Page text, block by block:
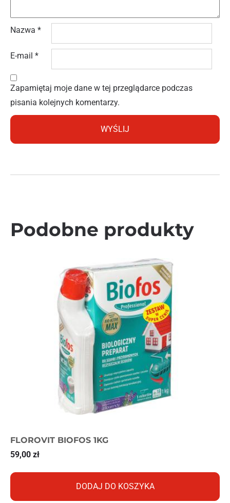
Nazwa *
E-mail *
Zapamiętaj moje dane w tej przeglądarce podczas
pisania kolejnych komentarzy.
Podobne produkty
FLOROVIT BIOFOS 1KG
59,00 zł
DODAJ DO KOSZYKA